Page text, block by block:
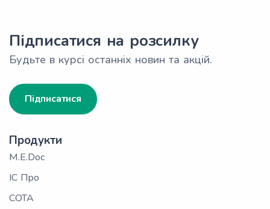
Підписатися на розсилку
Будьте в курсі останніх новин та акцій.
Підписатися
Продукти
M.E.Doc
ІС Про
СОТА